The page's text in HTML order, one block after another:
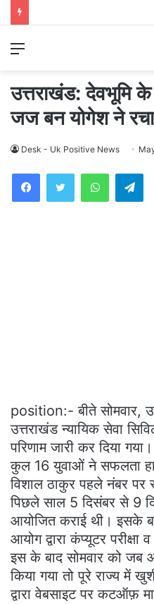
Menu
उत्तराखंड: देवभूमि
जज बन योगेश ने रचा
Desk - Uk Positive News
position:- बीते सोमवार,
उत्तराखंड न्यायिक सेवा
परिणाम जारी कर दिया
कुल 16 युवाओं ने सफलता
विशाल ठाकुर पहले नंबर
पिछले साल 5 दिसंबर से 9
आयोजित कराई थी। इसके
आयोग द्वारा कंप्यूटर परीक्षा
इस के बाद सोमवार को जब
किया गया तो पूरे राज्य में
द्वारा वेबसाइट पर कटऑफ़